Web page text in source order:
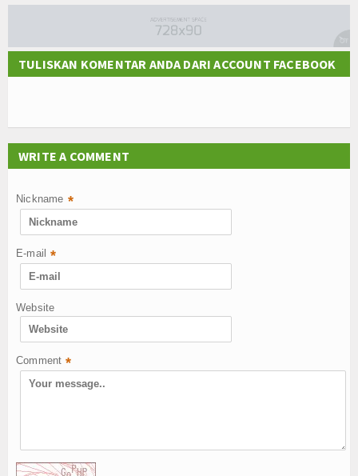
TULISKAN KOMENTAR ANDA DARI ACCOUNT FACEBOOK
WRITE A COMMENT
Nickname *
E-mail *
Website
Comment *